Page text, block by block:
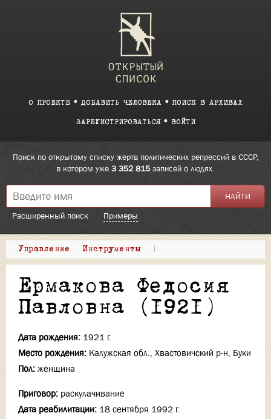
О ПРОЕКТЕ ДОБАВИТЬ ЧЕЛОВЕКА ПОИСК В АРХИВАХ
ЗАРЕГИСТРИРОВАТЬСЯ ВОЙТИ
Поиск по открытому списку жертв политических репрессий в СССР,
в котором уже 3 352 815 записей о людях.
Расширенный поиск Примеры
Управление Инструменты |
Ермакова Федосия
Павловна (1921)
Дата рождения: 1921 г.
Место рождения: Калужская обл., Хвастовичский р-н, Буки
Пол: женщина
Приговор: раскулачивание
Дата реабилитации: 18 сентября 1992 г.